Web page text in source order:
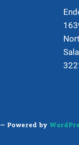
— Powered by